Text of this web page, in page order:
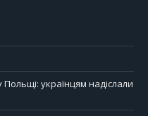
українцям надіслали